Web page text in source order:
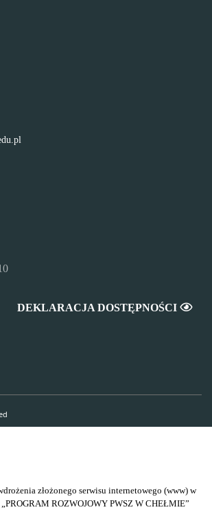
DEKLARACJA DOSTĘPNOŚCI
złożonego serwisu internetowego (www) w
ROZWOJOWY PWSZ W CHEŁMIE”